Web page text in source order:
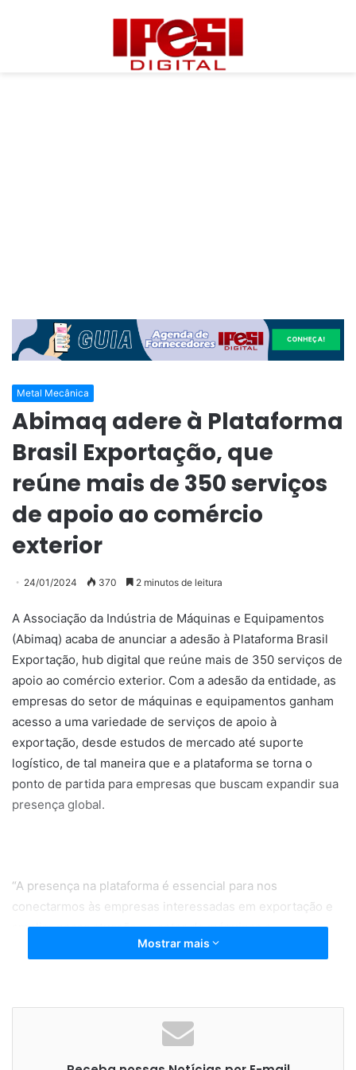
Metal Mecânica
Abimaq adere à Plataforma
Brasil Exportação, que
reúne mais de 350 serviços
de apoio ao comércio
exterior
24/01/2024 370 2 minutos de leitura
A Associação da Indústria de Máquinas e Equipamentos
(Abimaq) acaba de anunciar a adesão à Plataforma Brasil
Exportação, hub digital que reúne mais de 350 serviços de
apoio ao comércio exterior. Com a adesão da entidade, as
empresas do setor de máquinas e equipamentos ganham
acesso a uma variedade de serviços de apoio à
exportação, desde estudos de mercado até suporte
logístico, de tal maneira que e a plataforma se torna o
ponto de partida para empresas que buscam expandir sua
presença global.
“A presença na plataforma é essencial para nos
conectarmos às empresas interessadas em exportação e
ampliar nossa atuação no setor de máquinas e
equipamentos. Ao oferecer nossos serviços na Plataforma
integrantes para nossas ações de promoção comercial e
inteligência”, diz a entidade em comunicado à imprensa.
Mostrar mais